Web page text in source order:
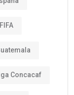
FIFA
Concacaf